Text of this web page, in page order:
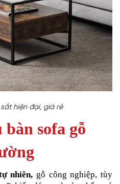
hiện đại, giá rẻ
bàn sofa gỗ
nhiên, gỗ công nghiệp, tùy